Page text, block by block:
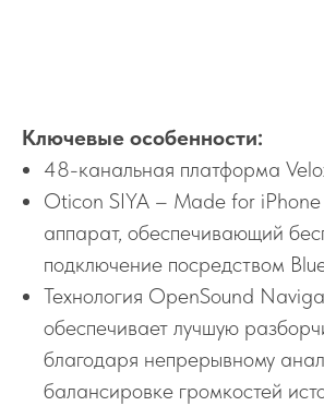
Ключевые особенности:
48-канальная платформа
Oticon SIYA – Made for iPhone
аппарат, обеспечивающий
подключение посредством
Технология OpenSound
обеспечивает лучшую
благодаря непрерывному
балансировке громкостей